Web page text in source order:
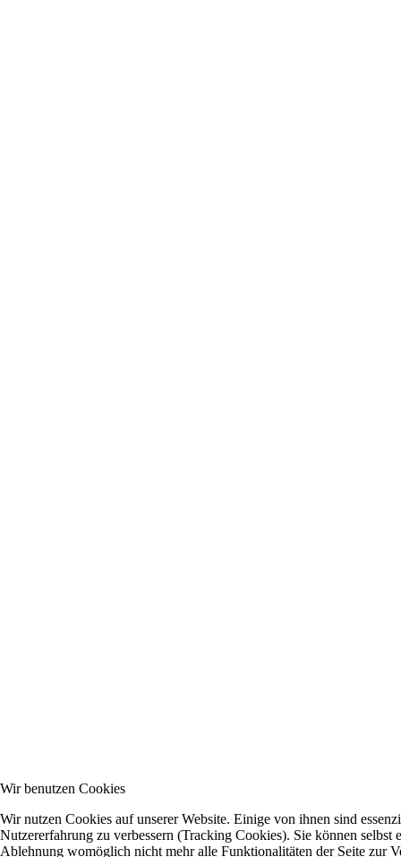
Wir benutzen Cookies
Wir nutzen Cookies auf unserer Website. Einige von ihnen sind
Nutzererfahrung zu verbessern (Tracking Cookies). Sie können selbst
Ablehnung womöglich nicht mehr alle Funktionalitäten der Seite zur